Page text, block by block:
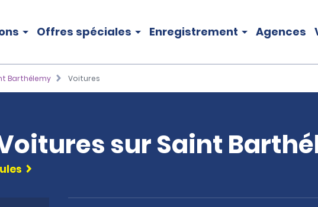
Offres spéciales Enregistrement Agences
Barthélemy Voitures
sur Saint